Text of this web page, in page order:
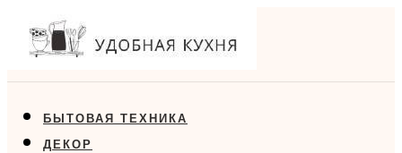
БЫТОВАЯ ТЕХНИКА
ДЕКОР